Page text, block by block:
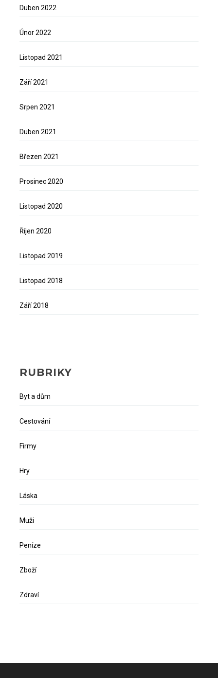
Duben 2022
Únor 2022
Listopad 2021
Září 2021
Srpen 2021
Duben 2021
Březen 2021
Prosinec 2020
Listopad 2020
Říjen 2020
Listopad 2019
Listopad 2018
Září 2018
RUBRIKY
Byt a dům
Cestování
Firmy
Hry
Láska
Muži
Peníze
Zboží
Zdraví